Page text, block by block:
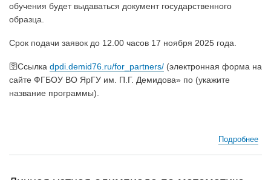
обучения будет выдаваться документ государственного
образца.
Срок подачи заявок до 12.00 часов 17 ноября 2025 года.
🛜Ссылка dpdi.demid76.ru/for_partners/ (электронная форма на
сайте ФГБОУ ВО ЯрГУ им. П.Г. Демидова» по (укажите
название программы).
Подробнеео